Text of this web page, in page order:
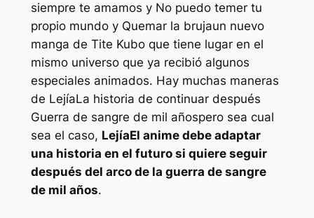
siempre te amamos y No puedo temer tu
propio mundo y Quemar la brujaun nuevo
manga de Tite Kubo que tiene lugar en el
mismo universo que ya recibió algunos
especiales animados. Hay muchas maneras
de LejíaLa historia de continuar después
Guerra de sangre de mil añospero sea cual
sea el caso, LejíaEl anime debe adaptar
una historia en el futuro si quiere seguir
después del arco de la guerra de sangre
de mil años.